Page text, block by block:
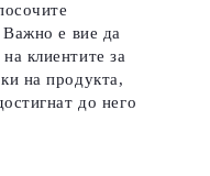
Важно е вие да
клиентите за
на продукта,
до него